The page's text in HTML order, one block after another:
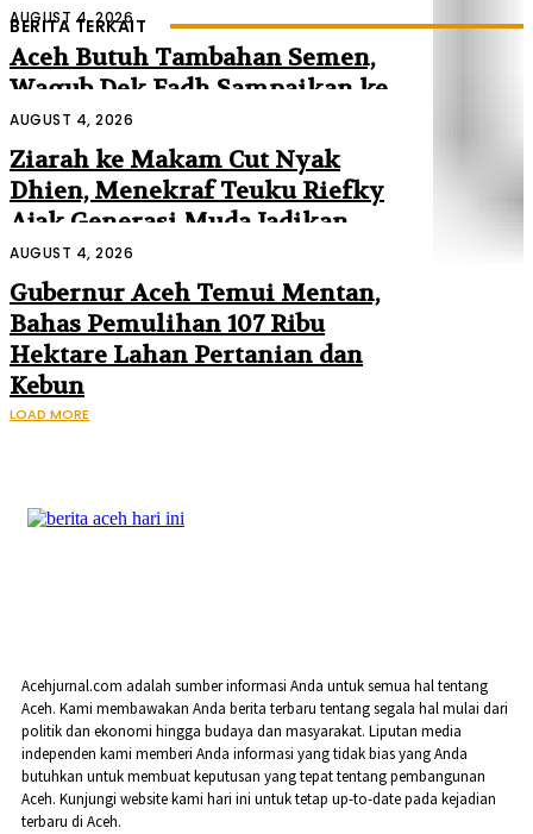
BERITA TERKAIT
AUGUST 4, 2026
Aceh Butuh Tambahan Semen,
Wagub Dek Fadh Sampaikan ke
Mendagri dan Danantara
AUGUST 4, 2026
Ziarah ke Makam Cut Nyak
Dhien, Menekraf Teuku Riefky
Ajak Generasi Muda Jadikan
Sejarah Inspirasi Masa Depan
AUGUST 4, 2026
Gubernur Aceh Temui Mentan,
Bahas Pemulihan 107 Ribu
Hektare Lahan Pertanian dan
Kebun
LOAD MORE
Acehjurnal.com adalah sumber informasi Anda untuk semua hal tentang
Aceh. Kami membawakan Anda berita terbaru tentang segala hal mulai dari
politik dan ekonomi hingga budaya dan masyarakat. Liputan media
independen kami memberi Anda informasi yang tidak bias yang Anda
butuhkan untuk membuat keputusan yang tepat tentang pembangunan
Aceh. Kunjungi website kami hari ini untuk tetap up-to-date pada kejadian
terbaru di Aceh.